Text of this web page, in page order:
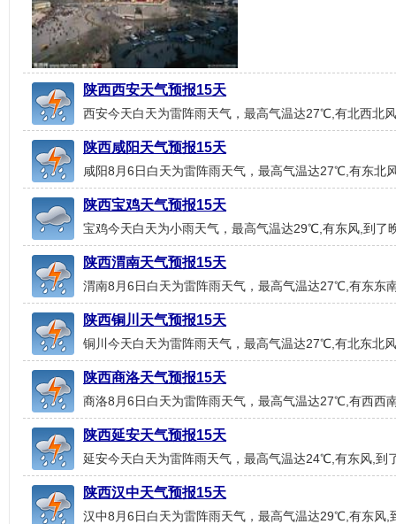
陕西西安天气预报15天
西安今天白天为雷阵雨天气，最高气温达27℃,有北西北
陕西咸阳天气预报15天
咸阳8月6日白天为雷阵雨天气，最高气温达27℃,有东
陕西宝鸡天气预报15天
宝鸡今天白天为小雨天气，最高气温达29℃,有东风,到
陕西渭南天气预报15天
渭南8月6日白天为雷阵雨天气，最高气温达27℃,有东
陕西铜川天气预报15天
铜川今天白天为雷阵雨天气，最高气温达27℃,有北东北
陕西商洛天气预报15天
商洛8月6日白天为雷阵雨天气，最高气温达27℃,有西
陕西延安天气预报15天
延安今天白天为雷阵雨天气，最高气温达24℃,有东风,
陕西汉中天气预报15天
汉中8月6日白天为雷阵雨天气，最高气温达29℃,有东